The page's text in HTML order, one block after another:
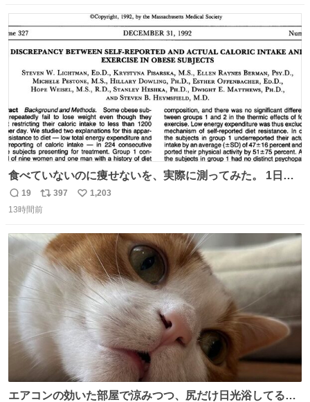
数
食べていないのに痩せないを、実際に測ってみた。 1日
1200kcal未満と申告しながら減量できない10人を、14日間
調査。 本人の申告は平均1028kcal/日だったが、実際の摂
51％多く見積もっていた。
返
信
19
リ
ポ
ト
数
397
い
数
1,203
13時間前
エアコンの効いた部屋で涼みつつ、尻だけ日光浴してる猫